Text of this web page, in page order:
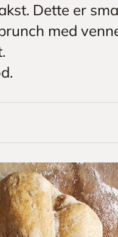
Dette er
med